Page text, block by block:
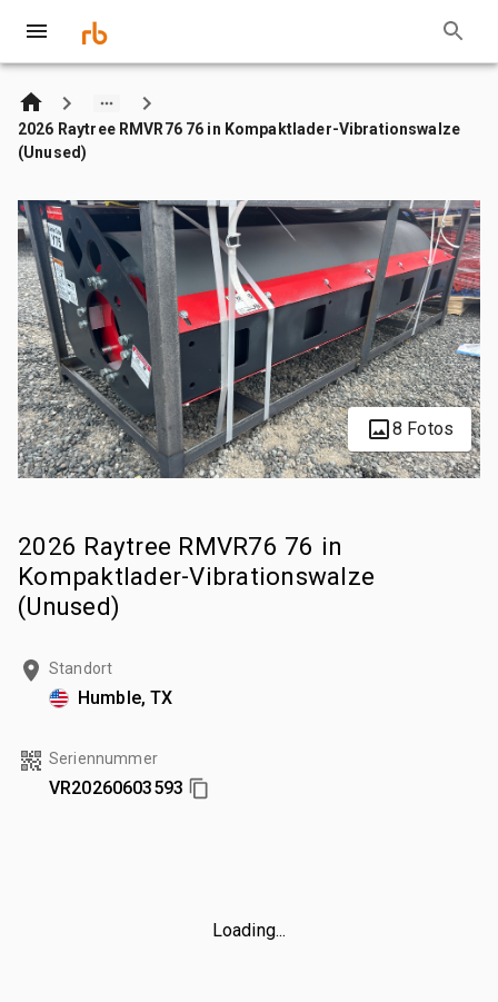
2026 Raytree RMVR76 76 in Kompaktlader-Vibrationswalze
(Unused)
8 Fotos
2026 Raytree RMVR76 76 in
Kompaktlader-Vibrationswalze
(Unused)
Standort
Humble, TX
Seriennummer
VR20260603593
Loading...